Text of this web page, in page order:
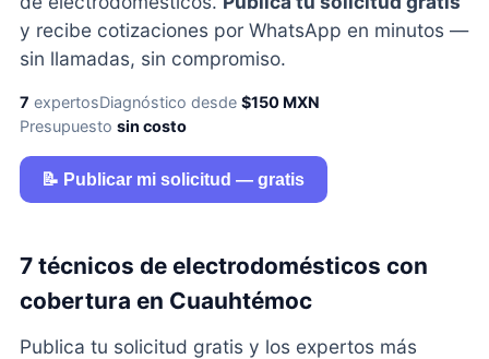
y recibe cotizaciones por WhatsApp en minutos —
sin llamadas, sin compromiso.
7 expertosDiagnóstico desde $150 MXN
Presupuesto sin costo
📝 Publicar mi solicitud — gratis
7 técnicos de electrodomésticos con
cobertura en Cuauhtémoc
Publica tu solicitud gratis y los expertos más